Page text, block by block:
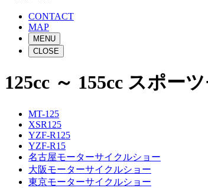
CONTACT
MAP
MENU
CLOSE
125cc ～ 155cc スポー
MT-125
XSR125
YZF-R125
YZF-R15
名古屋モーターサイクルショー
大阪モーターサイクルショー
東京モーターサイクルショー